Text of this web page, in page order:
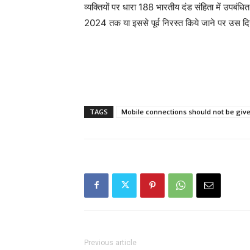
व्यक्तियों पर धारा 188 भारतीय दंड संहिता में
2024 तक या इससे पूर्व निरस्त किये जाने पर उस
TAGS Mobile connections should not be
Previous article